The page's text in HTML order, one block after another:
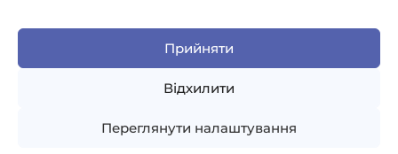
Прийняти
Відхилити
Переглянути налаштування
Андрій Ребрина
Директор Агенції масового спорту України